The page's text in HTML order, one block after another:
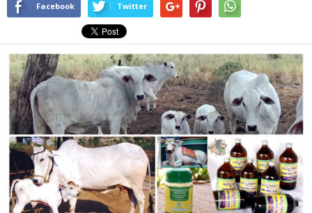
Facebook Twitter